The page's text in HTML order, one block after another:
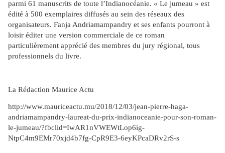
parmi 61 manuscrits de toute l’Indianocéanie. « Le jumeau » est
édité à 500 exemplaires diffusés au sein des réseaux des
organisateurs. Fanja Andriamampandry et ses enfants pourront à
loisir éditer une version commerciale de ce roman
particulièrement apprécié des membres du jury régional, tous
professionnels du livre.
La Rédaction Maurice Actu
http://www.mauriceactu.mu/2018/12/03/jean-pierre-haga-
andriamampandry-laureat-du-prix-indianoceanie-pour-son-roman-
le-jumeau/?fbclid=IwAR1nVWEWtLop6ig-
NtpC4m9EMr70xjd4b7fg-CpR9E3-6eyKPcaDRv2rS-s